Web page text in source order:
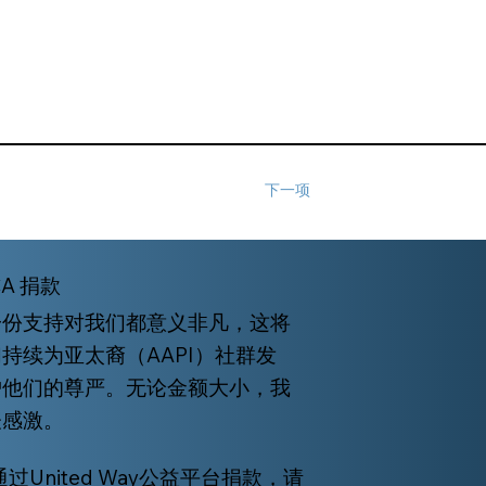
下一项
捐款
支持对我们都意义非凡，这将
续为亚太裔（AAPI）社群发
们的尊严。无论金额大小，我
激。
过United Way公益平台捐款，请